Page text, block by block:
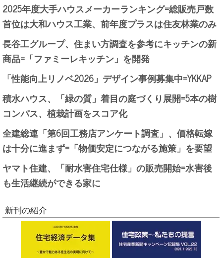
2025年度大手ハウスメーカーランキング=総販売戸数
首位は大和ハウス工業、前年度プラスは住友林業のみ
長谷工グループ、住まい方調査を参考にキッチンの新
商品=「ファミーレキッチン」を開発
「性能向上リノベ2026」デザイン事例募集中=YKKAP
積水ハウス、「緑の質」着目の庭づくり展開=5本の樹
コンパス、植栽計画をスコア化
全建総連「第6回工務店アンケート調査」、価格転嫁
は十分に進まず=「物価安定につながる施策」を要望
ヤマト住建、「耐水害住宅仕様」の販売開始=水害後
も生活継続ができる家に
新刊の紹介